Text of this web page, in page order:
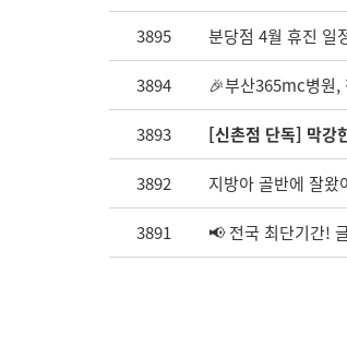
3895 분당점 4월 휴진 일
3894 🎉부산365mc병원,
3893 [신촌점 단독] 막강
3892 지방아 골반에 잘
3891 📢 전국 최단기간!